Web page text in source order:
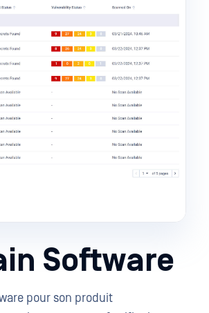
Software
pour son produit